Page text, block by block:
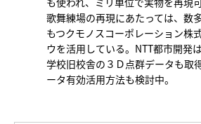
歌舞練場の再現にあたっては、数
もつクモノスコーポレーション株
ウを活用している。NTT都市開発
学校旧校舎の３Ｄ点群データも取
ータ有効活用方法も検討中。